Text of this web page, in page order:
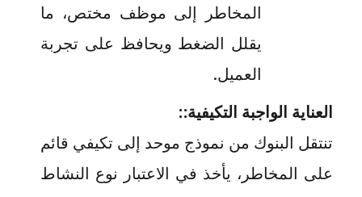
المخاطر إلى موظف مختص، ما
يقلل الضغط ويحافظ على تجربة
العميل.
العناية الواجبة التكيفية::
تنتقل البنوك من نموذج موحد إلى تكيفي قائم
على المخاطر، يأخذ في الاعتبار نوع النشاط